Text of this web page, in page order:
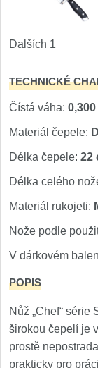
Dalších 1
TECHNICKÉ
Čístá váha:
Materiál čepele:
Délka čepele: 22
Délka celého
Materiál rukojeti:
Nože podle
V dárkovém
POPIS
Nůž „Chef“
širokou čepelí je
prostě
prakticky pro